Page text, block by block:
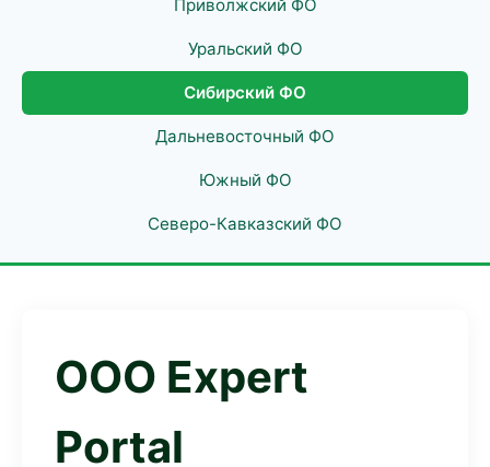
Приволжский ФО
Уральский ФО
Сибирский ФО
Дальневосточный ФО
Южный ФО
Северо-Кавказский ФО
ООО Expert
Portal